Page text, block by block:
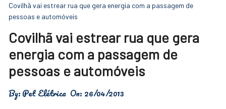
Covilhã vai estrear rua que gera energia com a passagem de
pessoas e automóveis
Covilhã vai estrear rua que gera
energia com a passagem de
pessoas e automóveis
By:Pet Elétrica On: 26/04/2013